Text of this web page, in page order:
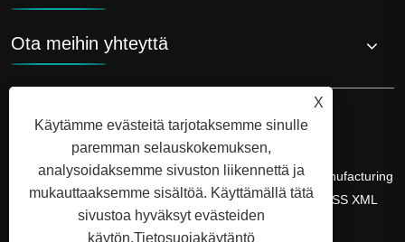
Ota meihin yhteyttä
Copyright © 2026 Shandong Luyi Dedicated Vehicle Manufacturing
Co., Ltd. Kaikki oikeudet pidätetään.Links Sitemap RSS XML
Tietosuojakäytäntö
X
Käytämme evästeitä tarjotaksemme sinulle
paremman selauskokemuksen,
analysoidaksemme sivuston liikennettä ja
mukauttaaksemme sisältöä. Käyttämällä tätä
sivustoa hyväksyt evästeiden
käytön.Tietosuojakäytäntö